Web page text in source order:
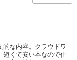
的な内容。クラウドワ
短くて安い本なので仕